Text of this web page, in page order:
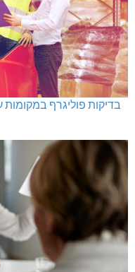
בדיקות פוליגרף